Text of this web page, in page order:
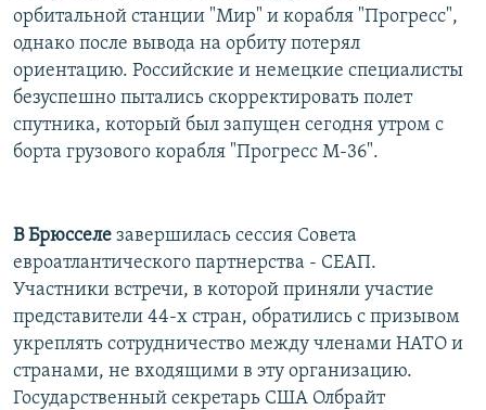
орбитальной станции "Мир" и корабля "Прогресс",
однако после вывода на орбиту потерял
ориентацию. Российские и немецкие специалисты
безуспешно пытались скорректировать полет
спутника, который был запущен сегодня утром с
борта грузового корабля "Прогресс М-36".
В Брюсселе завершилась сессия Совета
евроатлантического партнерства - СЕАП.
Участники встречи, в которой приняли участие
представители 44-х стран, обратились с призывом
укреплять сотрудничество между членами НАТО и
странами, не входящими в эту организацию.
Государственный секретарь США Олбрайт